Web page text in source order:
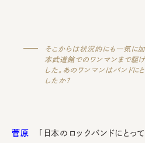
そこからは状況的にも一気に
本武道館でのワンマンまで駆
した。あのワンマンはバンドに
したか？
菅原
「日本のロックバンドにとっ